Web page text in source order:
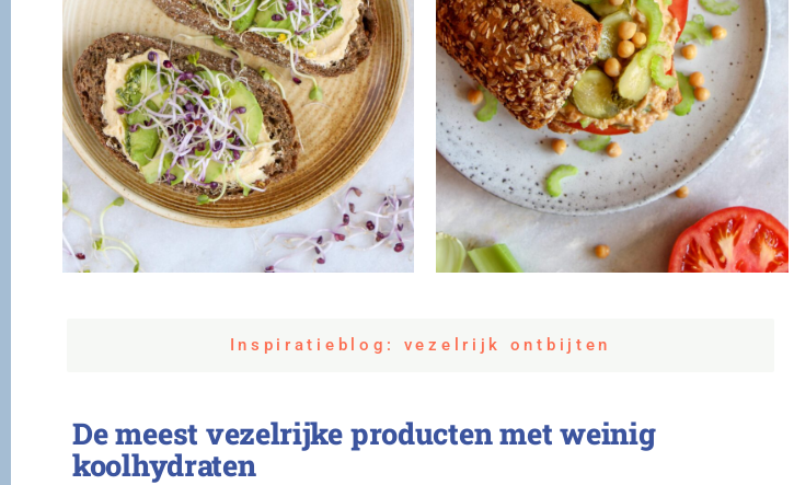
Inspiratieblog: vezelrijk ontbijten
De meest vezelrijke producten met weinig
koolhydraten